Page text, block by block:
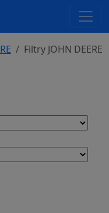
Filtry JOHN DEERE